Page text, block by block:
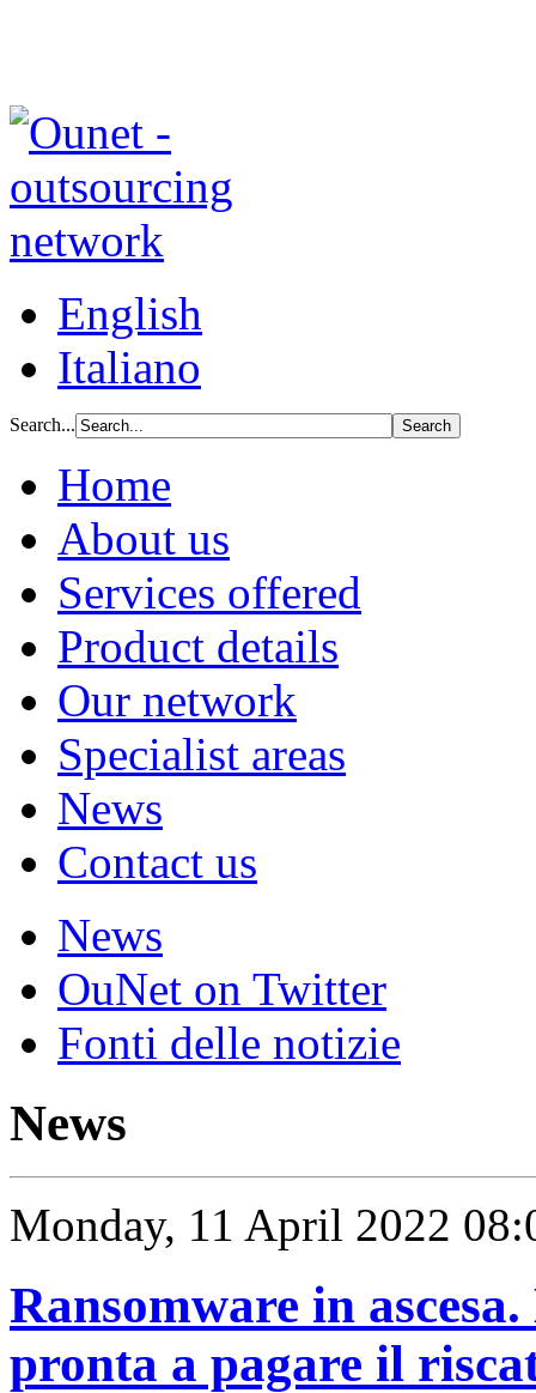
English
Italiano
Search...
Home
About us
Services offered
Product details
Our network
Specialist areas
News
Contact us
News
OuNet on Twitter
Fonti delle notizie
News
Monday, 11 April 2022
Ransomware in
pronta a pagare il